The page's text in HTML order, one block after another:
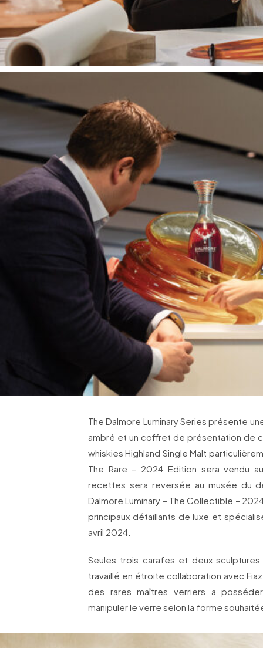
The Dalmore Luminary Series présente
ambré et un coffret de présentation de
whiskies Highland Single Malt
The Rare – 2024 Edition sera vendu
recettes sera reversée au musée du
Dalmore Luminary – The Collectible –
principaux détaillants de luxe et
avril 2024.
Seules trois carafes et deux
travaillé en étroite collaboration avec Fiaz
des rares maîtres verriers a
manipuler le verre selon la forme